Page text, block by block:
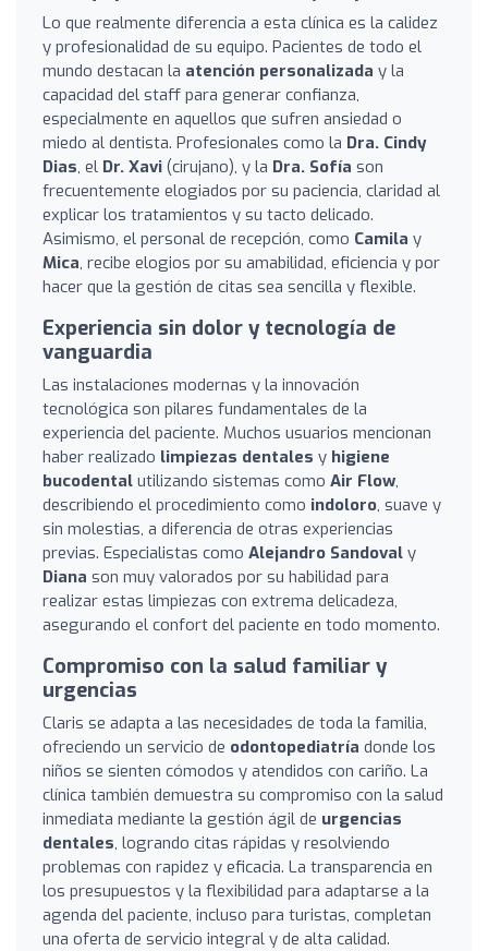
Lo que realmente diferencia a esta clínica es la calidez
y profesionalidad de su equipo. Pacientes de todo el
mundo destacan la atención personalizada y la
capacidad del staff para generar confianza,
especialmente en aquellos que sufren ansiedad o
miedo al dentista. Profesionales como la Dra. Cindy
Dias, el Dr. Xavi (cirujano), y la Dra. Sofía son
frecuentemente elogiados por su paciencia, claridad al
explicar los tratamientos y su tacto delicado.
Asimismo, el personal de recepción, como Camila y
Mica, recibe elogios por su amabilidad, eficiencia y por
hacer que la gestión de citas sea sencilla y flexible.
Experiencia sin dolor y tecnología de
vanguardia
Las instalaciones modernas y la innovación
tecnológica son pilares fundamentales de la
experiencia del paciente. Muchos usuarios mencionan
haber realizado limpiezas dentales y higiene
bucodental utilizando sistemas como Air Flow,
describiendo el procedimiento como indoloro, suave y
sin molestias, a diferencia de otras experiencias
previas. Especialistas como Alejandro Sandoval y
Diana son muy valorados por su habilidad para
realizar estas limpiezas con extrema delicadeza,
asegurando el confort del paciente en todo momento.
Compromiso con la salud familiar y
urgencias
Claris se adapta a las necesidades de toda la familia,
ofreciendo un servicio de odontopediatría donde los
niños se sienten cómodos y atendidos con cariño. La
clínica también demuestra su compromiso con la salud
inmediata mediante la gestión ágil de urgencias
dentales, logrando citas rápidas y resolviendo
problemas con rapidez y eficacia. La transparencia en
los presupuestos y la flexibilidad para adaptarse a la
agenda del paciente, incluso para turistas, completan
una oferta de servicio integral y de alta calidad.